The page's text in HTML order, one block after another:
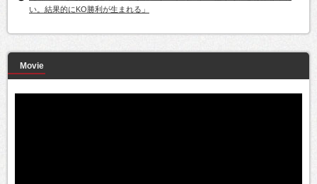
い。結果的にKO勝利が生まれる」
Movie